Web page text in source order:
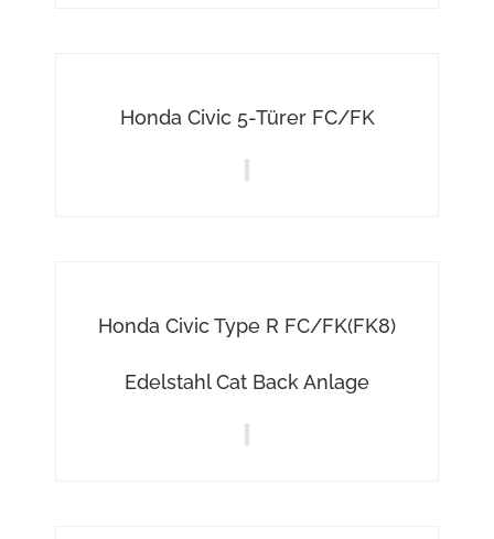
Honda Civic 5-Türer FC/FK
Honda Civic Type R FC/FK(FK8)
Edelstahl Cat Back Anlage